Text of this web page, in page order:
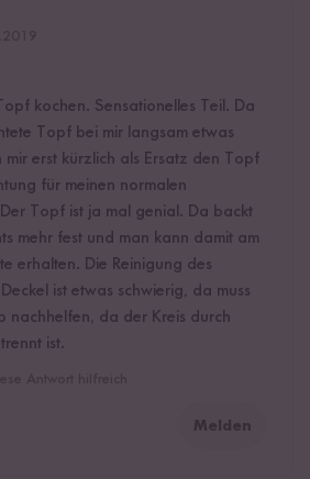
kochen. Sensationelles Teil. Da
Topf bei mir langsam etwas
erst kürzlich als Ersatz den Topf
für meinen normalen
Der Topf ist ja mal genial. Da backt
mehr fest und man kann damit am
erhalten. Die Reinigung des
ist etwas schwierig, da muss
nachhelfen, da der Kreis durch
ist.
Melden